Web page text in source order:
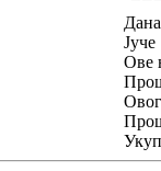
Јуче
Ове